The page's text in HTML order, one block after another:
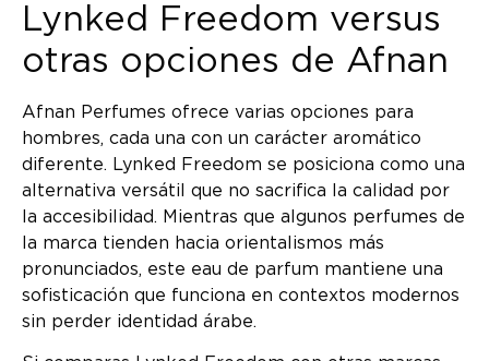
Lynked Freedom versus
otras opciones de Afnan
Afnan Perfumes ofrece varias opciones para
hombres, cada una con un carácter aromático
diferente. Lynked Freedom se posiciona como una
alternativa versátil que no sacrifica la calidad por
la accesibilidad. Mientras que algunos perfumes de
la marca tienden hacia orientalismos más
pronunciados, este eau de parfum mantiene una
sofisticación que funciona en contextos modernos
sin perder identidad árabe.